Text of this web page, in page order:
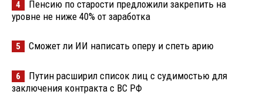
4
Пенсию по старости предложили закрепить на
уровне не ниже 40% от заработка
5 Сможет ли ИИ написать оперу и спеть арию
6
Путин расширил список лиц с судимостью для
заключения контракта с ВС РФ